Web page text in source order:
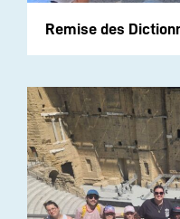
Remise des